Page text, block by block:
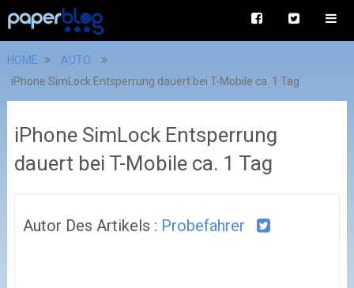
HOME
AUTO
iPhone SimLock Entsperrung dauert bei T-Mobile ca. 1 Tag
iPhone SimLock Entsperrung
dauert bei T-Mobile ca. 1 Tag
Autor Des Artikels : Probefahrer